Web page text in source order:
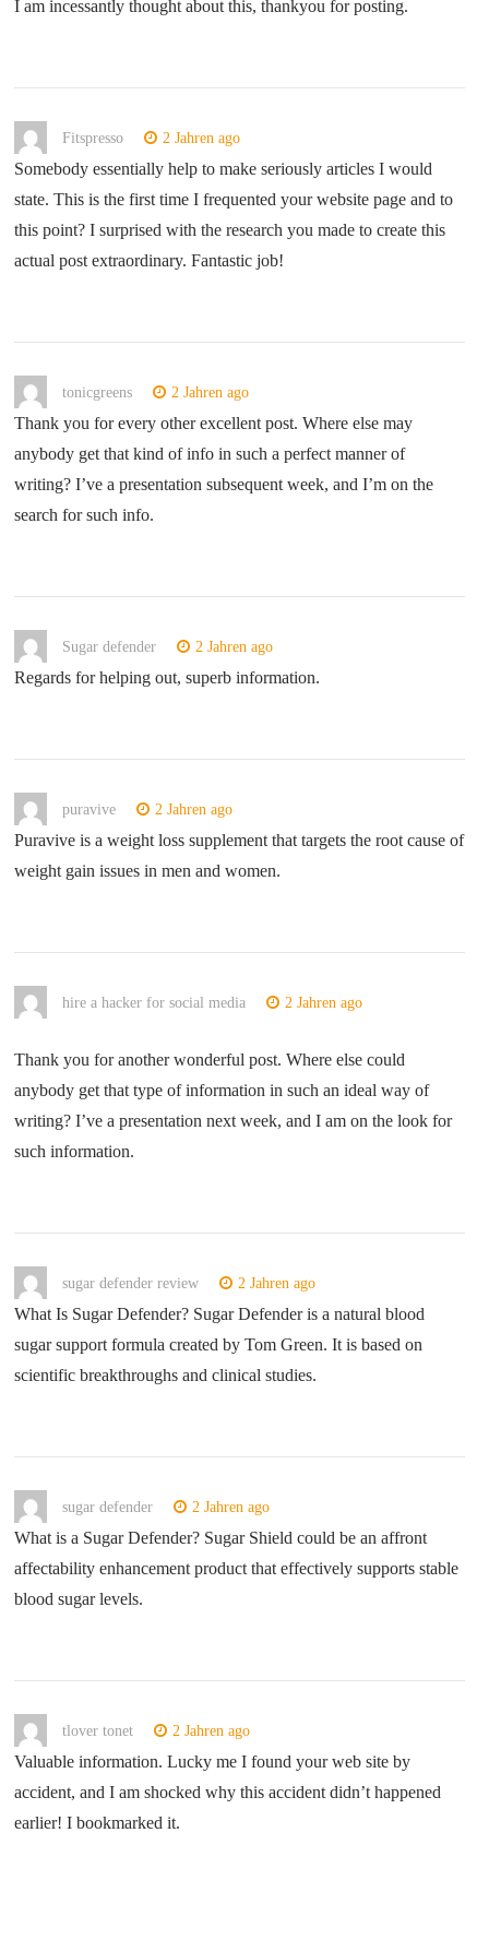
I am incessantly thought about this, thankyou for posting.
Fitspresso 2 Jahren ago
Somebody essentially help to make seriously articles I would
state. This is the first time I frequented your website page and to
this point? I surprised with the research you made to create this
actual post extraordinary. Fantastic job!
tonicgreens 2 Jahren ago
Thank you for every other excellent post. Where else may
anybody get that kind of info in such a perfect manner of
writing? I’ve a presentation subsequent week, and I’m on the
search for such info.
Sugar defender 2 Jahren ago
Regards for helping out, superb information.
puravive 2 Jahren ago
Puravive is a weight loss supplement that targets the root cause of
weight gain issues in men and women.
hire a hacker for social media 2 Jahren ago
Thank you for another wonderful post. Where else could
anybody get that type of information in such an ideal way of
writing? I’ve a presentation next week, and I am on the look for
such information.
sugar defender review 2 Jahren ago
What Is Sugar Defender? Sugar Defender is a natural blood
sugar support formula created by Tom Green. It is based on
scientific breakthroughs and clinical studies.
sugar defender 2 Jahren ago
What is a Sugar Defender? Sugar Shield could be an affront
affectability enhancement product that effectively supports stable
blood sugar levels.
tlover tonet 2 Jahren ago
Valuable information. Lucky me I found your web site by
accident, and I am shocked why this accident didn’t happened
earlier! I bookmarked it.